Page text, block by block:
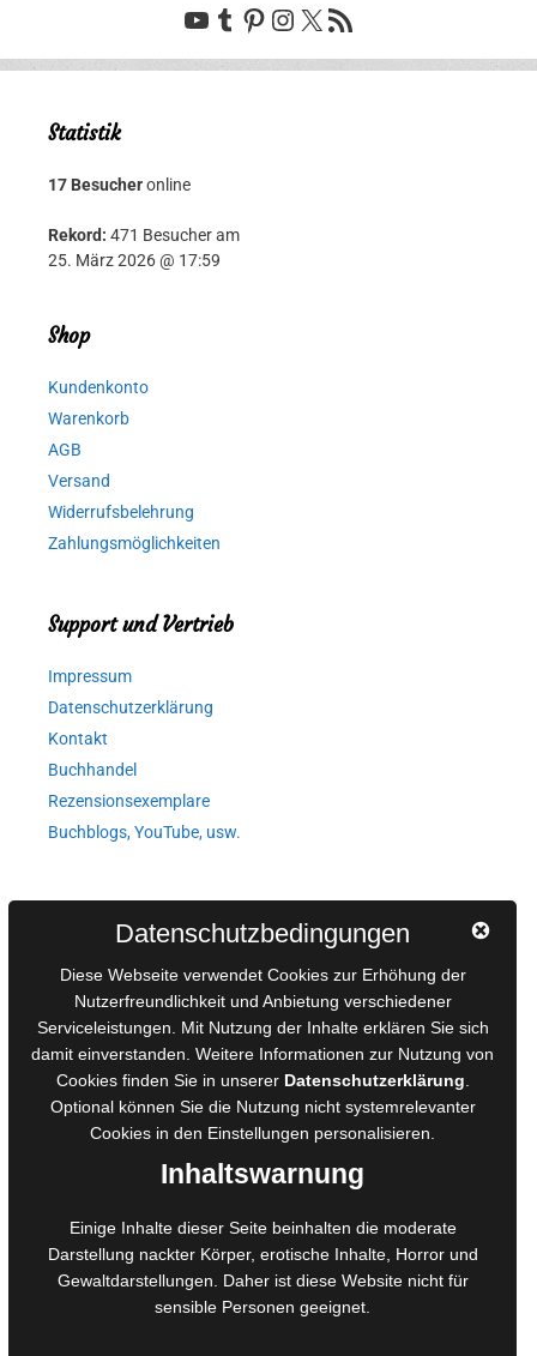
YouTube
Tumblr
Pinterest
Instagram
X RSS-Feed
Statistik
17 Besucheronline
Rekord: 471 Besucher am
25. März 2026 @ 17:59
Shop
Kundenkonto
Warenkorb
AGB
Versand
Widerrufsbelehrung
Zahlungsmöglichkeiten
Support und Vertrieb
Impressum
Datenschutzerklärung
Kontakt
Buchhandel
Rezensionsexemplare
Buchblogs, YouTube, usw.
AGB für Medienprojekte
Online-Artikel
Manuskripte einreichen
Ausschreibungen
Belegexemplare
Eigenbedarfsexemplare
Foto- und Bildbearbeitung
Fotorestauration
Creative Artwork
Datenschutzbedingungen
Diese Webseite verwendet Cookies zur Erhöhung der
Nutzerfreundlichkeit und Anbietung verschiedener
Serviceleistungen. Mit Nutzung der Inhalte erklären Sie sich
damit einverstanden. Weitere Informationen zur Nutzung von
Cookies finden Sie in unserer Datenschutzerklärung
Optional können Sie die Nutzung nicht systemrelevanter
Cookies in den Einstellungen personalisieren.
Inhaltswarnung
Einige Inhalte dieser Seite beinhalten die moderate
Darstellung nackter Körper, erotische Inhalte, Horror und
Gewaltdarstellungen. Daher ist diese Website nicht für
sensible Personen geeignet.